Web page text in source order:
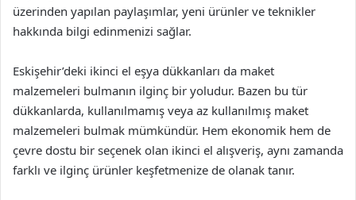
üzerinden yapılan paylaşımlar, yeni ürünler ve teknikler
hakkında bilgi edinmenizi sağlar.
Eskişehir’deki ikinci el eşya dükkanları da maket
malzemeleri bulmanın ilginç bir yoludur. Bazen bu tür
dükkanlarda, kullanılmamış veya az kullanılmış maket
malzemeleri bulmak mümkündür. Hem ekonomik hem de
çevre dostu bir seçenek olan ikinci el alışveriş, aynı zamanda
farklı ve ilginç ürünler keşfetmenize de olanak tanır.